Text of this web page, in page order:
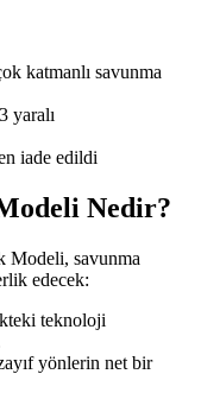
katmanlı savunma
yaralı
iade edildi
Nedir?
Modeli, savunma
edecek:
teknoloji
yönlerin net bir